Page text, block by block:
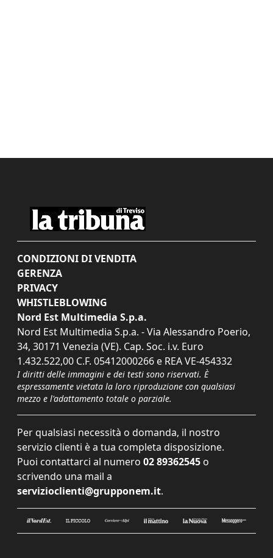
CONDIZIONI DI VENDITA
GERENZA
PRIVACY
WHISTLEBLOWING
Nord Est Multimedia S.p.a.
Nord Est Multimedia S.p.a. - Via Alessandro Poerio,
34, 30171 Venezia (VE). Cap. Soc. i.v. Euro
1.432.522,00 C.F. 05412000266 e REA VE-454332
I diritti delle immagini e dei testi sono riservati. È
espressamente vietata la loro riproduzione con qualsiasi
mezzo e l'adattamento totale o parziale.
Per qualsiasi necessità o domanda, il nostro
servizio clienti è a tua completa disposizione.
Puoi contattarci al numero 02 89362545 o
scrivendo una mail a
servizioclienti@grupponem.it.